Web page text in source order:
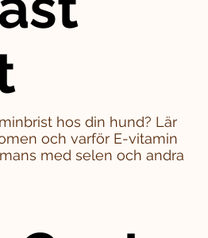
hos din hund? Lär
och varför E-vitamin
med selen och andra